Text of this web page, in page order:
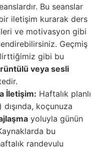
Bu seanslar
iletişim kurarak ders
ve motivasyon gibi
Geçmiş
gibi bu
veya sesli
İletişim: Haftalık planlı
koçunuza
yoluyla günün
bu
randevulu